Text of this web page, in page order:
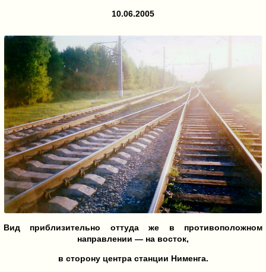
10.06.2005
Вид приблизительно оттуда же в противоположном
направлении — на восток,
в сторону центра станции Нименга.